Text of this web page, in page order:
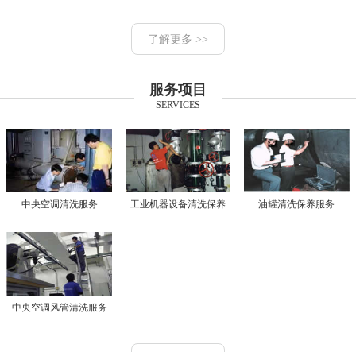
了解更多 >>
服务项目
SERVICES
中央空调清洗服务 工业机器设备清洗保养 油罐清洗保养服务
中央空调风管清洗服务